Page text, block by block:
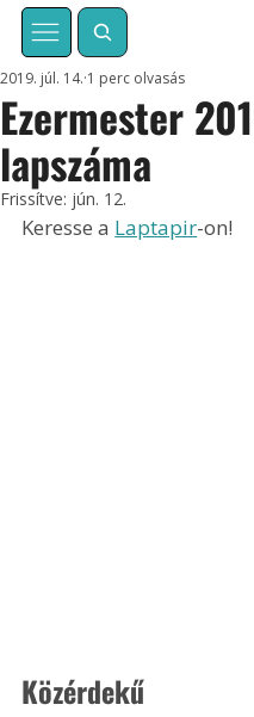
Ezermester
lapszáma
2019. júl. 14. 1 perc olvasás
Frissítve: jún. 12.
Keresse a Laptapir-on!
Közérdekű